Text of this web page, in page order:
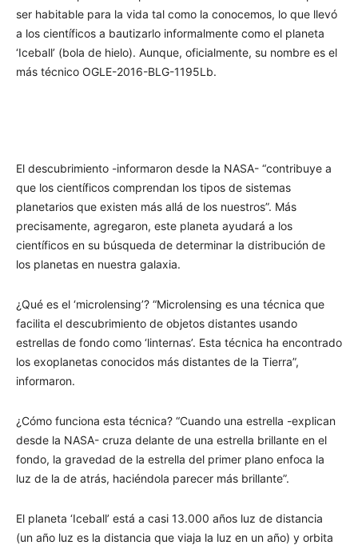
ser habitable para la vida tal como la conocemos, lo que llevó
a los científicos a bautizarlo informalmente como el planeta
‘Iceball’ (bola de hielo). Aunque, oficialmente, su nombre es el
más técnico OGLE-2016-BLG-1195Lb.
El descubrimiento -informaron desde la NASA- “contribuye a
que los científicos comprendan los tipos de sistemas
planetarios que existen más allá de los nuestros”. Más
precisamente, agregaron, este planeta ayudará a los
científicos en su búsqueda de determinar la distribución de
los planetas en nuestra galaxia.
¿Qué es el ‘microlensing’? “Microlensing es una técnica que
facilita el descubrimiento de objetos distantes usando
estrellas de fondo como ‘linternas’. Esta técnica ha encontrado
los exoplanetas conocidos más distantes de la Tierra”,
informaron.
¿Cómo funciona esta técnica? “Cuando una estrella -explican
desde la NASA- cruza delante de una estrella brillante en el
fondo, la gravedad de la estrella del primer plano enfoca la
luz de la de atrás, haciéndola parecer más brillante”.
El planeta ‘Iceball’ está a casi 13.000 años luz de distancia
(un año luz es la distancia que viaja la luz en un año) y orbita